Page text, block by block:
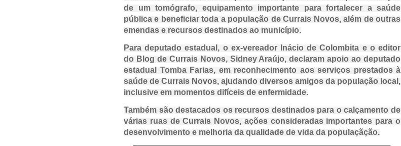
de um tomógrafo, equipamento importante para fortalecer a saúde
pública e beneficiar toda a população de Currais Novos, além de outras
emendas e recursos destinados ao município.
Para deputado estadual, o ex-vereador Inácio de Colombita e o editor
do Blog de Currais Novos, Sidney Araújo, declaram apoio ao deputado
estadual Tomba Farias, em reconhecimento aos serviços prestados à
saúde de Currais Novos, ajudando diversos amigos da população local,
inclusive em momentos difíceis de enfermidade.
Também são destacados os recursos destinados para o calçamento de
várias ruas de Currais Novos, ações consideradas importantes para o
desenvolvimento e melhoria da qualidade de vida da populaçãção.